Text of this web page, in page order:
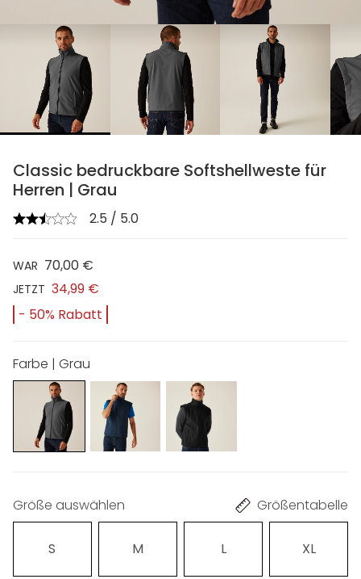
chevron_right
Classic bedruckbare Softshellweste für
Herren | Grau
2.5 / 5.0
WAR 70,00 €
JETZT 34,99 €
- 50% Rabatt
Farbe | Grau
Größe auswählen Größentabelle
S M L XL